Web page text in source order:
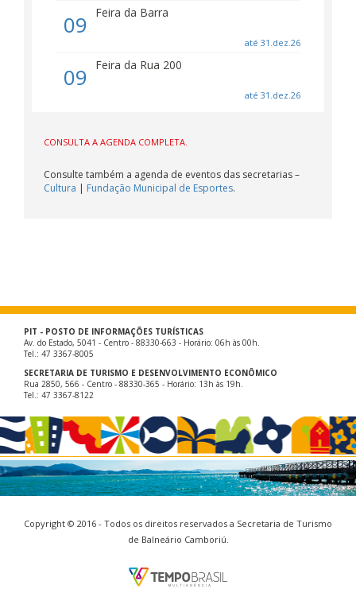
09 Feira da Barra
até 31.dez.26
09 Feira da Rua 200
até 31.dez.26
CONSULTA A AGENDA COMPLETA.
Consulte também a agenda de eventos das secretarias –
Cultura | Fundação Municipal de Esportes.
PIT - POSTO DE INFORMAÇÕES TURÍSTICAS
Av. do Estado, 5041 - Centro - 88330-663 - Horário: 06h às 00h.
Tel.: 47 3367-8005
SECRETARIA DE TURISMO E DESENVOLVIMENTO ECONÔMICO
Rua 2850, 566 - Centro - 88330-365 - Horário: 13h às 19h.
Tel.: 47 3367-8122
Copyright © 2016 - Todos os direitos reservados a Secretaria de Turismo
de Balneário Camboriú.